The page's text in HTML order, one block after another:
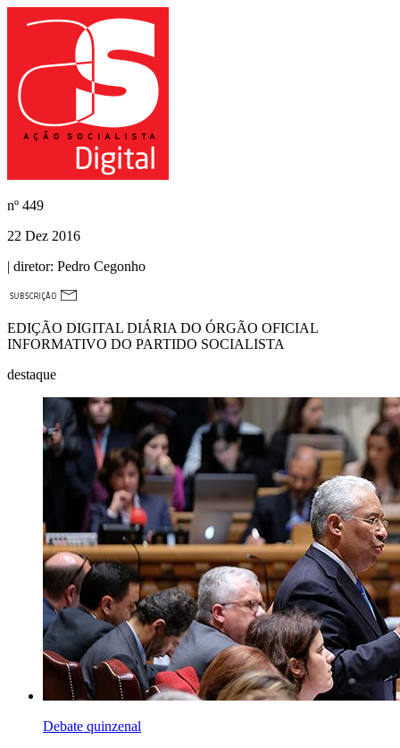
nº 449
22 Dez 2016
| diretor: Pedro Cegonho
EDIÇÃO DIGITAL DIÁRIA DO ÓRGÃO OFICIAL
INFORMATIVO DO PARTIDO SOCIALISTA
destaque
Debate quinzenal